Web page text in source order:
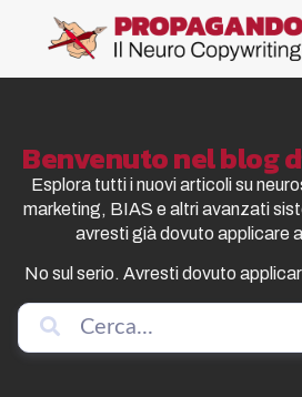
Benvenuto nel blog
Esplora tutti i nuovi articoli su
marketing, BIAS e altri avanzati
avresti già dovuto applicare
No sul serio. Avresti dovuto